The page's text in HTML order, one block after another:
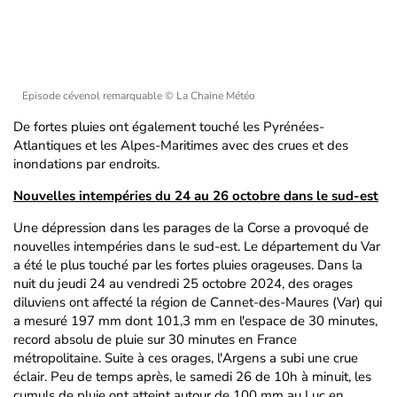
Episode cévenol remarquable© La Chaine Météo
De fortes pluies ont également touché les Pyrénées-
Atlantiques et les Alpes-Maritimes avec des crues et des
inondations par endroits.
Nouvelles intempéries du 24 au 26 octobre dans le sud-est
Une dépression dans les parages de la Corse a provoqué de
nouvelles intempéries dans le sud-est. Le département du Var
a été le plus touché par les fortes pluies orageuses. Dans la
nuit du jeudi 24 au vendredi 25 octobre 2024, des orages
diluviens ont affecté la région de Cannet-des-Maures (Var) qui
a mesuré 197 mm dont 101,3 mm en l'espace de 30 minutes,
record absolu de pluie sur 30 minutes en France
métropolitaine. Suite à ces orages, l'Argens a subi une crue
éclair. Peu de temps après, le samedi 26 de 10h à minuit, les